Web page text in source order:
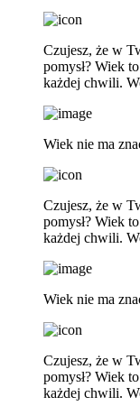
Czujesz, że w
pomysł? Wiek
każdej chwili.
Wiek nie ma
Czujesz, że w
pomysł? Wiek
każdej chwili.
Wiek nie ma
Czujesz, że w
pomysł? Wiek
każdej chwili.